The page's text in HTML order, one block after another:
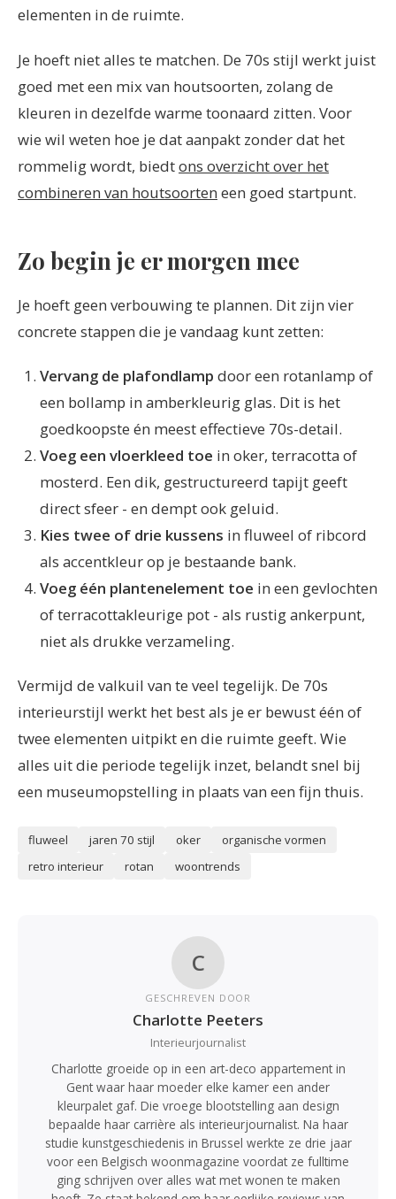
elementen in de ruimte.
Je hoeft niet alles te matchen. De 70s stijl werkt juist
goed met een mix van houtsoorten, zolang de
kleuren in dezelfde warme toonaard zitten. Voor
wie wil weten hoe je dat aanpakt zonder dat het
rommelig wordt, biedtons overzicht over het
combineren van houtsoorten een goed startpunt.
Zo begin je er morgen mee
Je hoeft geen verbouwing te plannen. Dit zijn vier
concrete stappen die je vandaag kunt zetten:
Vervang de plafondlamp door een rotanlamp of
een bollamp in amberkleurig glas. Dit is het
goedkoopste én meest effectieve 70s-detail.
Voeg een vloerkleed toe in oker, terracotta of
mosterd. Een dik, gestructureerd tapijt geeft
direct sfeer - en dempt ook geluid.
Kies twee of drie kussens in fluweel of ribcord
als accentkleur op je bestaande bank.
Voeg één plantenelement toe in een gevlochten
of terracottakleurige pot - als rustig ankerpunt,
niet als drukke verzameling.
Vermijd de valkuil van te veel tegelijk. De 70s
interieurstijl werkt het best als je er bewust één of
twee elementen uitpikt en die ruimte geeft. Wie
alles uit die periode tegelijk inzet, belandt snel bij
een museumopstelling in plaats van een fijn thuis.
fluweel jaren 70 stijl oker
organische vormen
retro interieur
rotan woontrends
C
GESCHREVEN DOOR
Charlotte Peeters
Interieurjournalist
Charlotte groeide op in een art-deco appartement in
Gent waar haar moeder elke kamer een ander
kleurpalet gaf. Die vroege blootstelling aan design
bepaalde haar carrière als interieurjournalist. Na haar
studie kunstgeschiedenis in Brussel werkte ze drie jaar
voor een Belgisch woonmagazine voordat ze fulltime
ging schrijven over alles wat met wonen te maken